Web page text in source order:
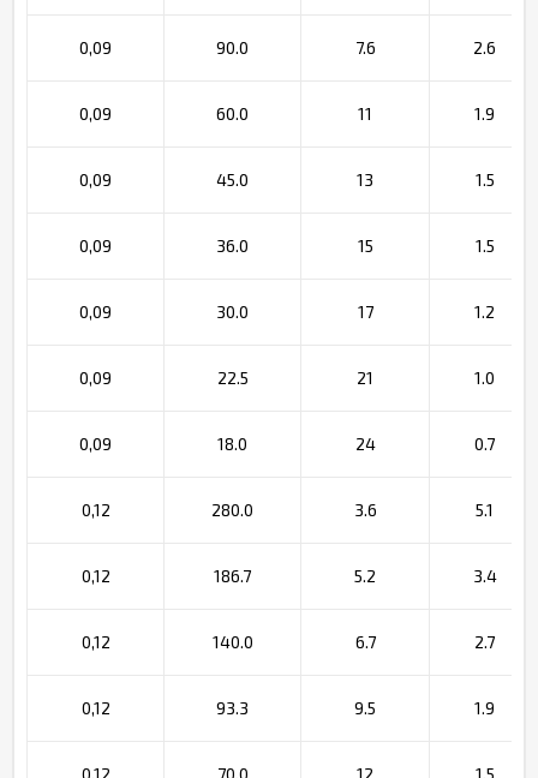
0,09 90.0 7.6 2.6
0,09 60.0 11 1.9
0,09 45.0 13 1.5
0,09 36.0 15 1.5
0,09 30.0 17 1.2
0,09 22.5 21 1.0
0,09 18.0 24 0.7
0,12 280.0 3.6 5.1
0,12 186.7 5.2 3.4
0,12 140.0 6.7 2.7
0,12 93.3 9.5 1.9